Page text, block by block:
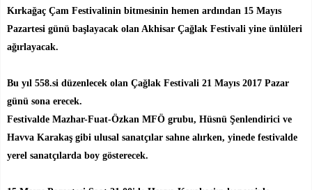
Kırkağaç Çam Festivalinin bitmesinin hemen ardından 15 Mayıs
Pazartesi günü başlayacak olan Akhisar Çağlak Festivali yine ünlüleri
ağırlayacak.
Bu yıl 558.si düzenlecek olan Çağlak Festivali 21 Mayıs 2017 Pazar
günü sona erecek.
Festivalde Mazhar-Fuat-Özkan MFÖ grubu, Hüsnü Şenlendirici ve
Havva Karakaş gibi ulusal sanatçılar sahne alırken, yinede festivalde
yerel sanatçılarda boy gösterecek.